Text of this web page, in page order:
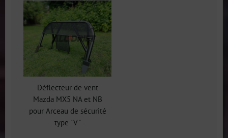
Déflecteur de vent
Mazda MX5 NA et NB
pour Arceau de sécurité
type "V"